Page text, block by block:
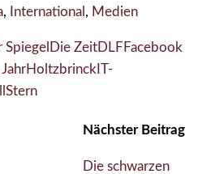
, International , Medien
Spiegel Die ZeitDLF Facebook
Holtzbrinck IT-
Stern
Nächster Beitrag
Die schwarzen